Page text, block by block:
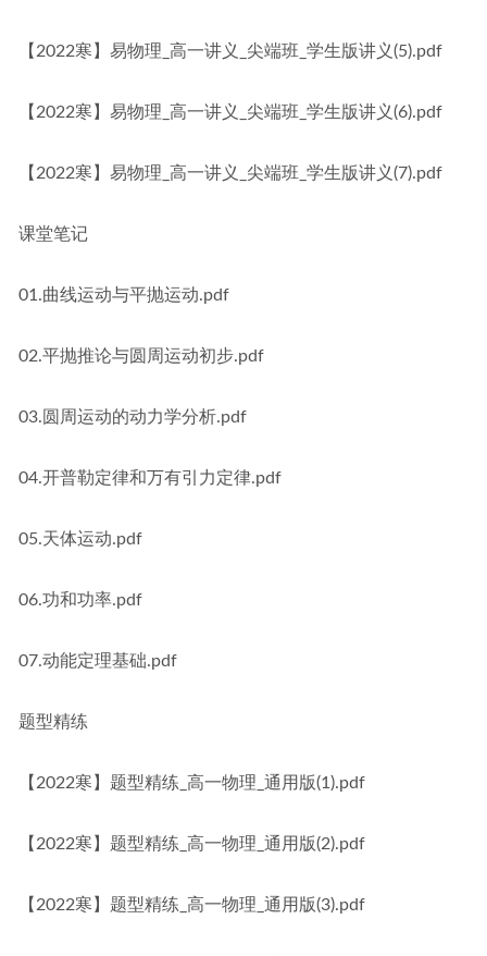
【2022寒】易物理_高一讲义_尖端班_学生版讲义(5).pdf
【2022寒】易物理_高一讲义_尖端班_学生版讲义(6).pdf
【2022寒】易物理_高一讲义_尖端班_学生版讲义(7).pdf
课堂笔记
01.曲线运动与平抛运动.pdf
02.平抛推论与圆周运动初步.pdf
03.圆周运动的动力学分析.pdf
04.开普勒定律和万有引力定律.pdf
05.天体运动.pdf
06.功和功率.pdf
07.动能定理基础.pdf
题型精练
【2022寒】题型精练_高一物理_通用版(1).pdf
【2022寒】题型精练_高一物理_通用版(2).pdf
【2022寒】题型精练_高一物理_通用版(3).pdf